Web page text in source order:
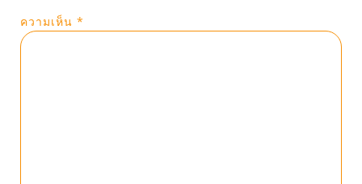
ความเห็น *